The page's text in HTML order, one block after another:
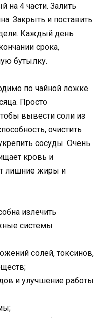
на 4 части. Залить
Закрыть и поставить
Каждый день
срока,
бутылку.
по чайной ложке
Просто
вывести соли из
очистить
сосуды. Очень
кровь и
лишние жиры и
излечить
системы
солей, токсинов,
и улучшение работы